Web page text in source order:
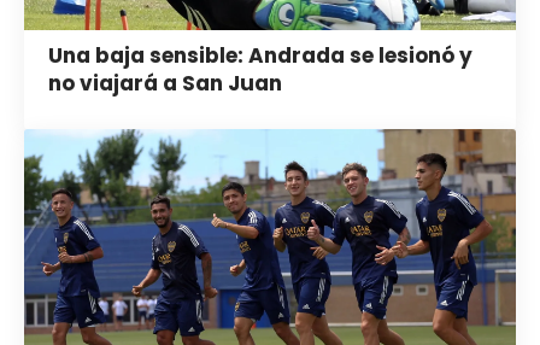
Una baja sensible: Andrada se lesionó y
no viajará a San Juan